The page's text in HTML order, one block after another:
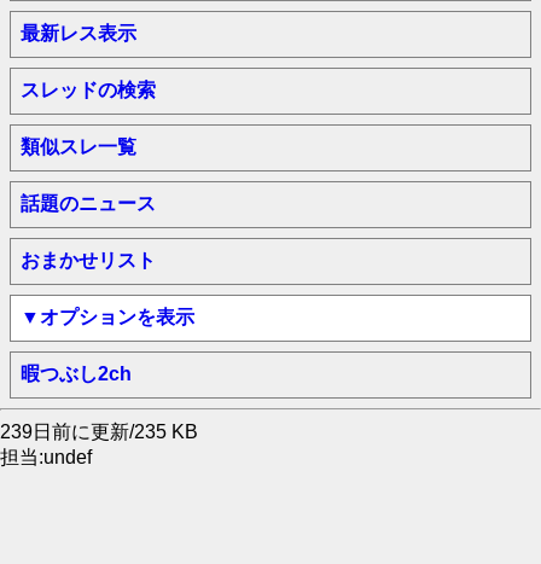
最新レス表示
スレッドの検索
類似スレ一覧
話題のニュース
おまかせリスト
▼オプションを表示
暇つぶし2ch
239日前に更新/235 KB
担当:undef